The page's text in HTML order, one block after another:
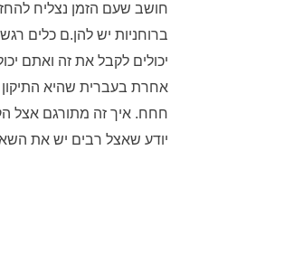
חושב שעם הזמן נצליח
ברוחניות יש להן.ם כלים
יכולים לקבל את זה ואתם
אחרת בעברית שהיא
חחח. איך זה מתורגם אצל
יודע שאצל רבים יש את